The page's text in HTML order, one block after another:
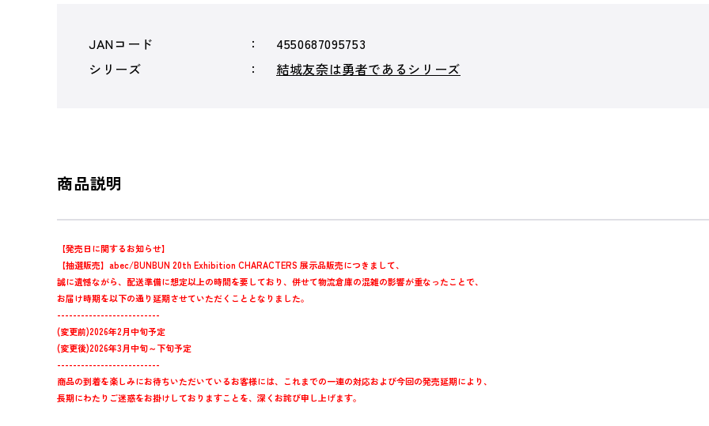
JANコード
4550687095753
シリーズ
結城友奈は勇者であるシリーズ
商品説明
【発売日に関するお知らせ】
【抽選販売】abec/BUNBUN 20th Exhibition CHARACTERS 展示品販売につきまして、
誠に遺憾ながら、配送準備に想定以上の時間を要しており、併せて物流倉庫の混雑の影響が重なったことで、
お届け時期を以下の通り延期させていただくこととなりました。
--------------------------
(変更前)2026年2月中旬予定
(変更後)2026年3月中旬～下旬予定
--------------------------
商品の到着を楽しみにお待ちいただいているお客様には、これまでの一連の対応および今回の発売延期により、
長期にわたりご迷惑をお掛けしておりますことを、深くお詫び申し上げます。